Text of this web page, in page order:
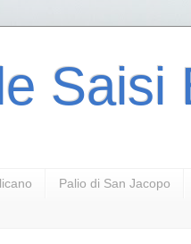
Saisi
Palio di San Jacopo